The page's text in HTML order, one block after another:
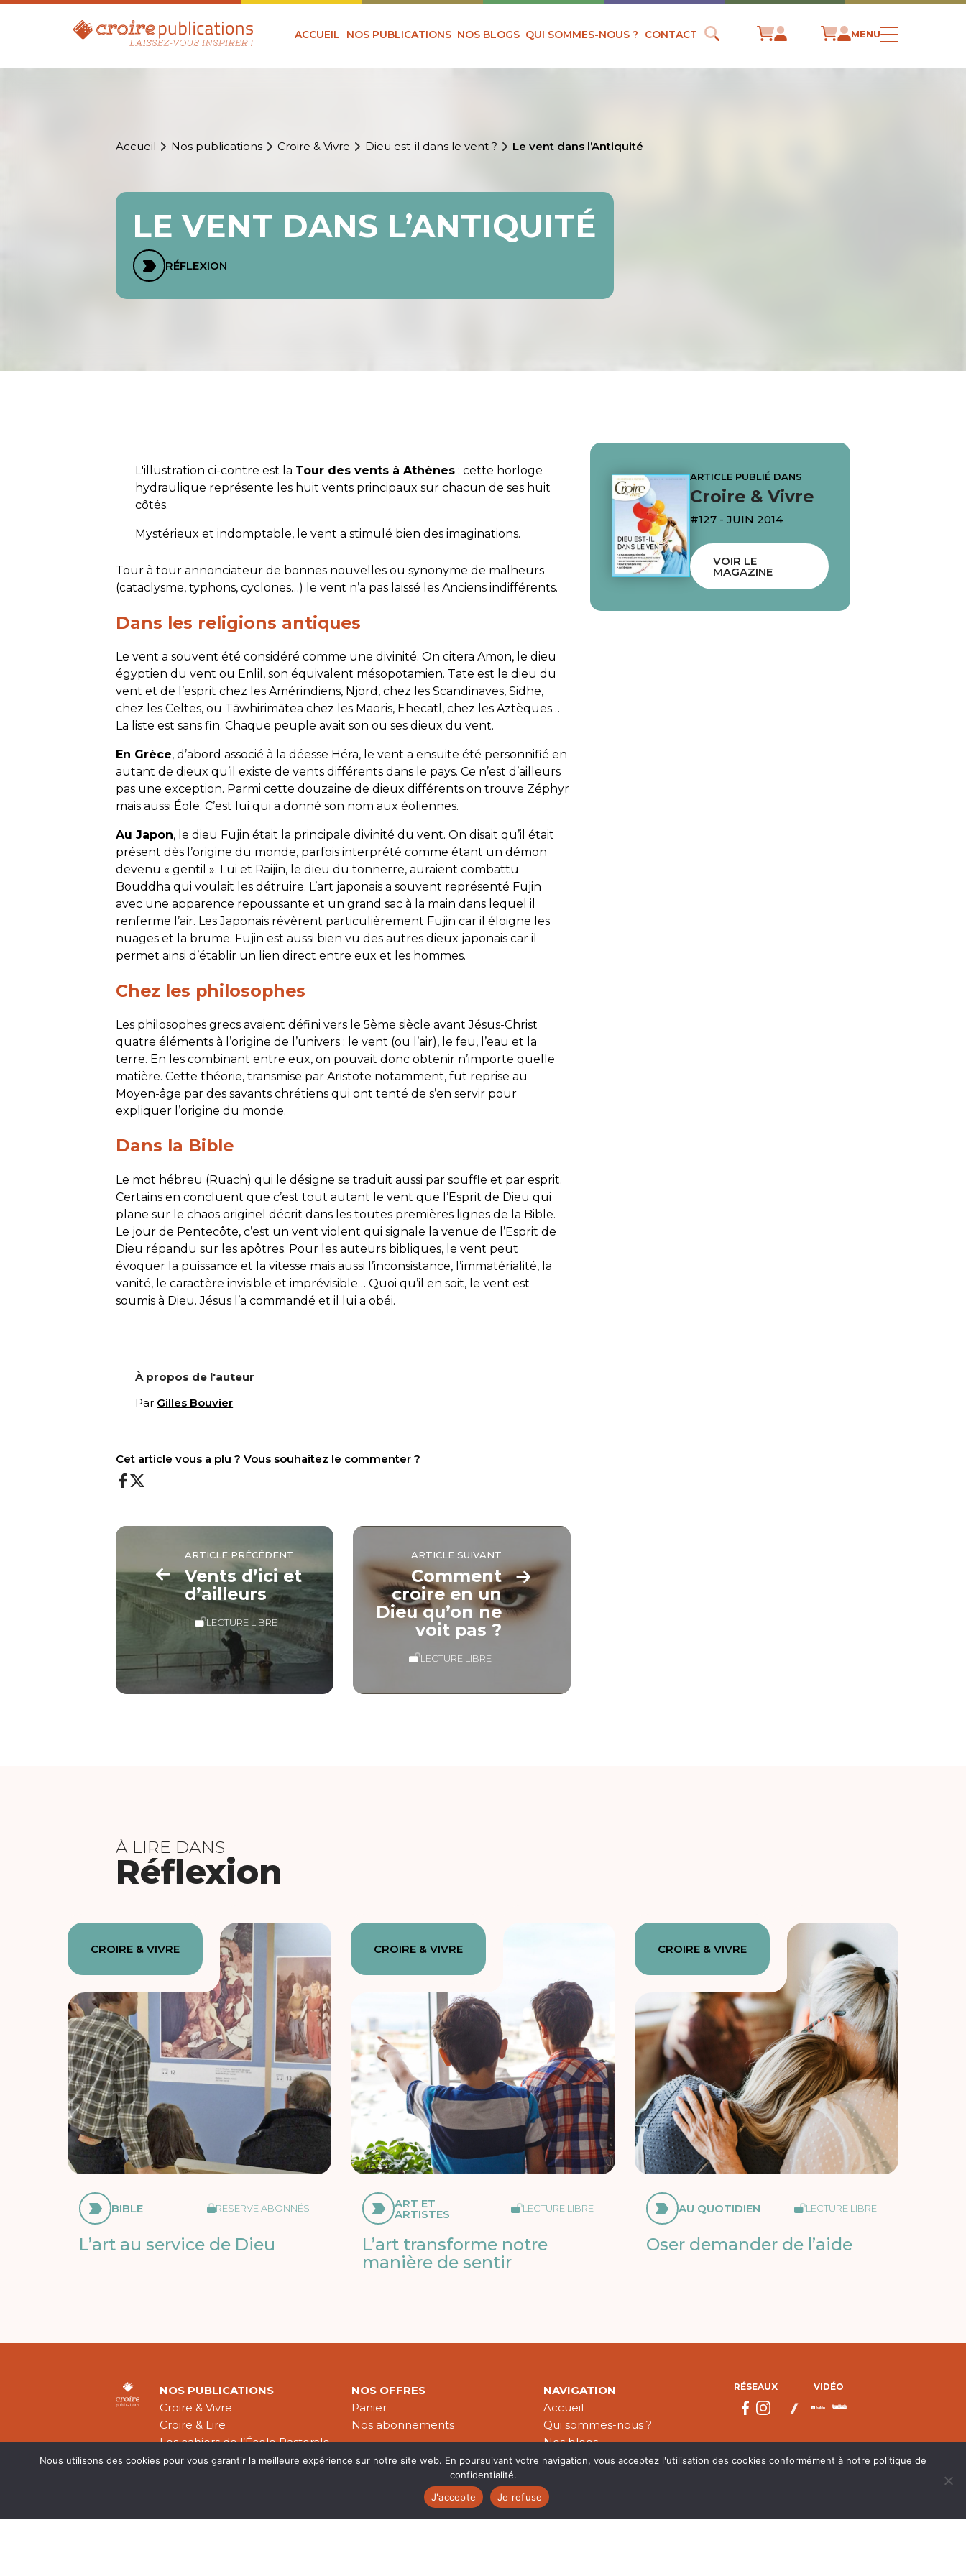
ACCUEIL NOS PUBLICATIONS NOS BLOGS QUI SOMMES-NOUS ? CONTACT MENU
Accueil Nos publications Croire & Vivre Dieu est-il dans le vent ? Le vent dans l’Antiquité
LE VENT DANS L’ANTIQUITÉ
RÉFLEXION
L'illustration ci-contre est la Tour des vents à Athènes : cette horloge
hydraulique représente les huit vents principaux sur chacun de ses huit
côtés.
Mystérieux et indomptable, le vent a stimulé bien des imaginations.
Tour à tour annonciateur de bonnes nouvelles ou synonyme de malheurs
(cataclysme, typhons, cyclones…) le vent n’a pas laissé les Anciens indifférents.
Dans les religions antiques
Le vent a souvent été considéré comme une divinité. On citera Amon, le dieu
égyptien du vent ou Enlil, son équivalent mésopotamien. Tate est le dieu du
vent et de l’esprit chez les Amérindiens, Njord, chez les Scandinaves, Sidhe,
chez les Celtes, ou Tāwhirimātea chez les Maoris, Ehecatl, chez les Aztèques…
La liste est sans fin. Chaque peuple avait son ou ses dieux du vent.
En Grèce, d’abord associé à la déesse Héra, le vent a ensuite été personnifié en
autant de dieux qu’il existe de vents différents dans le pays. Ce n’est d’ailleurs
pas une exception. Parmi cette douzaine de dieux différents on trouve Zéphyr
mais aussi Éole. C’est lui qui a donné son nom aux éoliennes.
Au Japon, le dieu Fujin était la principale divinité du vent. On disait qu’il était
présent dès l’origine du monde, parfois interprété comme étant un démon
devenu « gentil ». Lui et Raijin, le dieu du tonnerre, auraient combattu
Bouddha qui voulait les détruire. L’art japonais a souvent représenté Fujin
avec une apparence repoussante et un grand sac à la main dans lequel il
renferme l’air. Les Japonais révèrent particulièrement Fujin car il éloigne les
nuages et la brume. Fujin est aussi bien vu des autres dieux japonais car il
permet ainsi d’établir un lien direct entre eux et les hommes.
Chez les philosophes
Les philosophes grecs avaient défini vers le 5ème siècle avant Jésus-Christ
quatre éléments à l’origine de l’univers : le vent (ou l’air), le feu, l’eau et la
terre. En les combinant entre eux, on pouvait donc obtenir n’importe quelle
matière. Cette théorie, transmise par Aristote notamment, fut reprise au
Moyen-âge par des savants chrétiens qui ont tenté de s’en servir pour
expliquer l’origine du monde.
Dans la Bible
Le mot hébreu (Ruach) qui le désigne se traduit aussi par souffle et par esprit.
Certains en concluent que c’est tout autant le vent que l’Esprit de Dieu qui
plane sur le chaos originel décrit dans les toutes premières lignes de la Bible.
Le jour de Pentecôte, c’est un vent violent qui signale la venue de l’Esprit de
Dieu répandu sur les apôtres. Pour les auteurs bibliques, le vent peut
évoquer la puissance et la vitesse mais aussi l’inconsistance, l’immatérialité, la
vanité, le caractère invisible et imprévisible… Quoi qu’il en soit, le vent est
soumis à Dieu. Jésus l’a commandé et il lui a obéi.
À propos de l'auteur
Par Gilles Bouvier
Cet article vous a plu ? Vous souhaitez le commenter ?
ARTICLE PRÉCÉDENT
Vents d’ici et
d’ailleurs
LECTURE LIBRE
ARTICLE SUIVANT
Comment
croire en un
Dieu qu’on ne
voit pas ?
LECTURE LIBRE
ARTICLE PUBLIÉ DANS
Croire & Vivre
#127 - JUIN 2014
VOIR LE
MAGAZINE
À LIRE DANS
Réflexion
CROIRE & VIVRE
BIBLE RÉSERVÉ ABONNÉS
L’art au service de Dieu
CROIRE & VIVRE
ART ET
ARTISTES LECTURE LIBRE
L’art transforme notre
manière de sentir
CROIRE & VIVRE
AU QUOTIDIEN LECTURE LIBRE
Oser demander de l’aide
NOS PUBLICATIONS
Croire & Vivre
Croire & Lire
Les cahiers de l’École Pastorale
Théologie Évangélique
NOS OFFRES
Panier
Nos abonnements
NAVIGATION
Accueil
Qui sommes-nous ?
Nos blogs
Nos publications
RÉSEAUX VIDÉO
Nous utilisons des cookies pour vous garantir la meilleure expérience sur notre site web. En poursuivant votre navigation, vous acceptez l'utilisation des cookies conformément à notre politique de
confidentialité.
J'accepte
Je refuse